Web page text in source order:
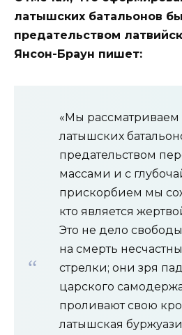
латышских батальонов
предательством
Янсон-Браун пишет:
«Мы рассматриваем
латышских
предательством
массами и с
прискорбием мы
кто является
Это не дело
на смерть
стрелки; они зря
царского
проливают свою
латышская